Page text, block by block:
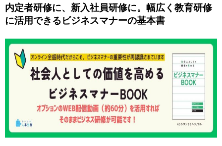
内定者研修に、新入社員研修に。 幅広く教育研修
に活用できるビジネスマナーの基本書